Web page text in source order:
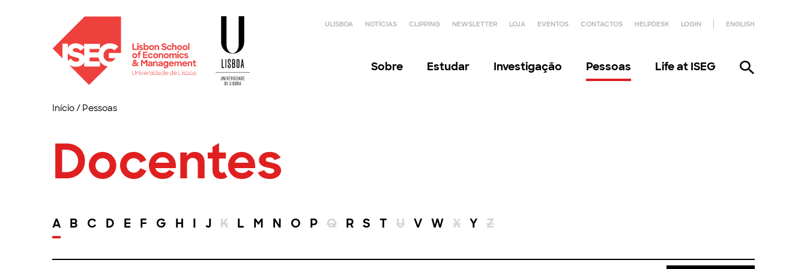
ULISBOA NOTÍCIAS CLIPPING NEWSLETTER LOJA EVENTOS CONTACTOS HELPDESK LOGIN ENGLISH
Sobre Estudar Investigação Pessoas Life at ISEG
Início/ Pessoas
Docentes
A B C D E F G H I J K L M N O P Q R S T U V W X Y Z